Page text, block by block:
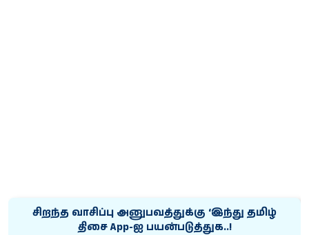
சிறந்த வாசிப்பு அனுபவத்துக்கு ‘இந்து தமிழ்
திசை App-ஐ பயன்படுத்துக..!